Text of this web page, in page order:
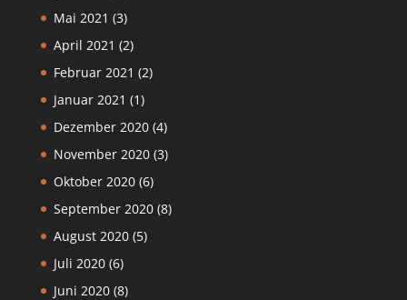
Mai 2021 (3)
April 2021 (2)
Februar 2021 (2)
Januar 2021 (1)
Dezember 2020(4)
November 2020(3)
Oktober 2020(6)
September 2020(8)
August 2020(5)
Juli 2020(6)
Juni 2020(8)